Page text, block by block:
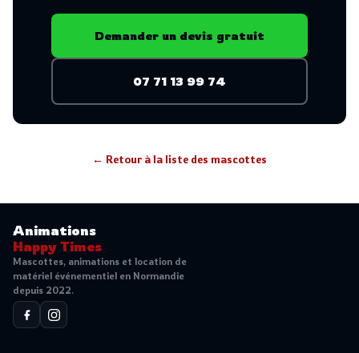
Demander un devis gratuit
07 71 13 99 74
← Retour à la liste des mascottes
Animations
Happy Times
Mascottes, animations et location de
matériel événementiel en Normandie
depuis 2022.